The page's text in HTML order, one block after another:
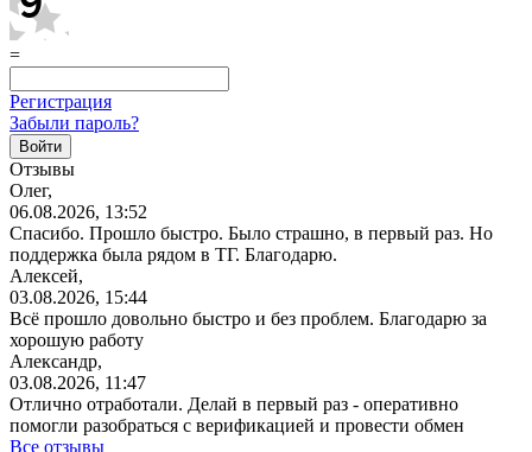
=
Регистрация
Забыли пароль?
Отзывы
Олег,
06.08.2026, 13:52
Спасибо. Прошло быстро. Было страшно, в первый раз. Но
поддержка была рядом в ТГ. Благодарю.
Алексей,
03.08.2026, 15:44
Всё прошло довольно быстро и без проблем. Благодарю за
хорошую работу
Александр,
03.08.2026, 11:47
Отлично отработали. Делай в первый раз - оперативно
помогли разобраться с верификацией и провести обмен
Все отзывы